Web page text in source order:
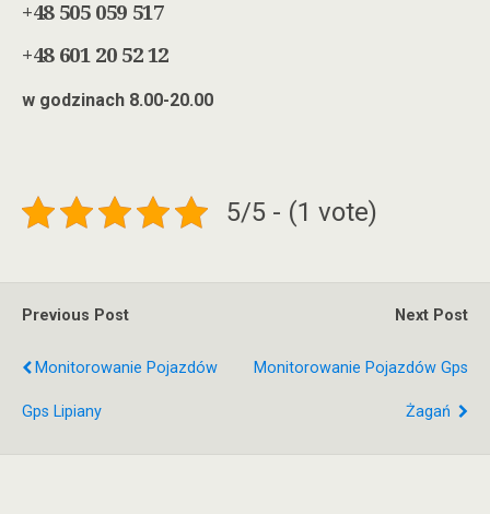
+48 505 059 517
+48 601 20 52 12
w godzinach 8.00-20.00
5/5 - (1 vote)
Previous Post
Monitorowanie Pojazdów
Gps Lipiany
Next Post
Monitorowanie Pojazdów Gps
Żagań